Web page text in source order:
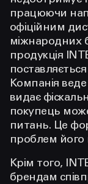
працюючи
офіційним
міжнародних
продукція
Компанія веде
видає
покупець
питань. Це
проблем його
Крім того,
брендам